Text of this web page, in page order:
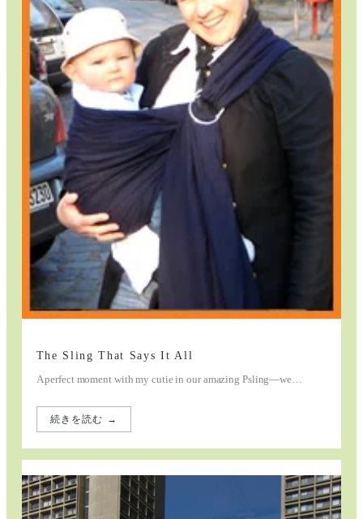
The Sling That Says It All
A perfect moment with my cutie in our amazing Psling—we…
続きを読む →
:
Sling
That
Says
It
All